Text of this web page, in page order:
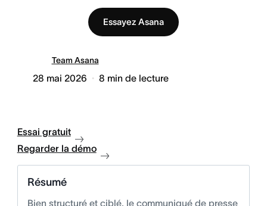
Essayez Asana
Team Asana
28 mai 2026 8 min de lecture
Essai gratuit
Regarder la démo
Résumé
Bien structuré et ciblé, le communiqué de presse